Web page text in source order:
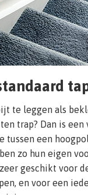
te leggen als
trap? Dan is een
tussen een
zo hun eigen
geschikt voor
en voor een